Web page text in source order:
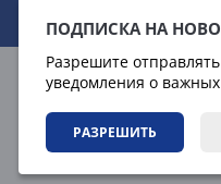
ПОДПИСКА НА
Разрешите
уведомления о важных
РАЗРЕШИТЬ
06.08.2026 22:45:29